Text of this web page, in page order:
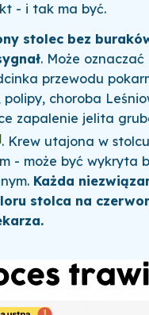
- i tak ma być.
stolec bez
. Może
przewodu
polipy, choroba
zapalenie jelita
. Krew utajona w
- może być wykryta
Każda
stolca na